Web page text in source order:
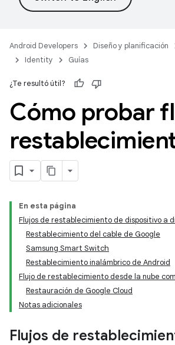
Android Developers Diseño y planificación
Identity
Guías
¿Te resultó útil?
Cómo probar
En esta página
Flujos de restablecimiento de dispositivo a
Restablecimiento del cable de Google
Samsung Smart Switch
Restablecimiento inalámbrico de Android
Flujo de restablecimiento desde la nube
Restauración de Google Cloud
Notas adicionales
Flujos de